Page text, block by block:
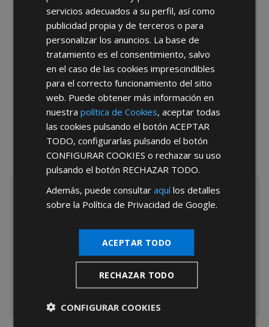
*Abstenerse particulares, sólo venta a tiendas y empresas minoristas y
servicios adecuados a su perfil, así como
publicidad propia y de terceros o para
personalizar los anuncios. La base de
tratamiento es el consentimiento, salvo
en el caso de las cookies imprescindibles
para el correcto funcionamiento del sitio
web. Puede obtener más información en
nuestrapolítica de Cookies, aceptar todas
las cookies pulsando el botónACEPTAR
TODO, configurarlas pulsando el botón
CONFIGURAR COOKIES o rechazar su uso
pulsando el botón RECHAZAR TODO.
Además, puede consultaraquílos detalles
sobre la Política de Privacidad de Google.
ACEPTAR TODO
RECHAZAR TODO
CONFIGURAR COOKIES